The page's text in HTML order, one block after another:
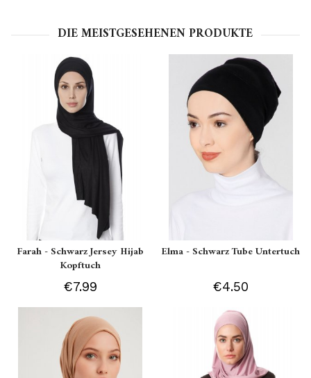
DIE MEISTGESEHENEN PRODUKTE
Farah - Schwarz Jersey Hijab
Kopftuch
€7.99
Elma - Schwarz Tube Untertuch
€4.50